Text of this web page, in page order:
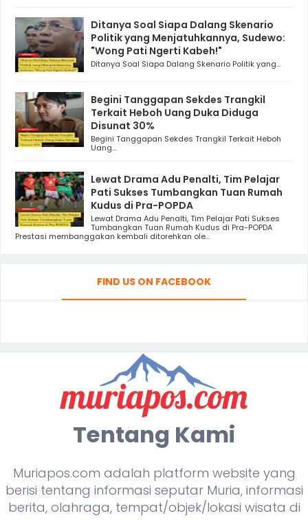
Ditanya Soal Siapa Dalang Skenario
Politik yang Menjatuhkannya, Sudewo:
"Wong Pati Ngerti Kabeh!"
Ditanya Soal Siapa Dalang Skenario Politik yang...
Begini Tanggapan Sekdes Trangkil
Terkait Heboh Uang Duka Diduga
Disunat 30%
Begini Tanggapan Sekdes Trangkil Terkait Heboh
Uang...
Lewat Drama Adu Penalti, Tim Pelajar
Pati Sukses Tumbangkan Tuan Rumah
Kudus di Pra-POPDA
Lewat Drama Adu Penalti, Tim Pelajar Pati Sukses
Tumbangkan Tuan Rumah Kudus di Pra-POPDA
Prestasi membanggakan kembali ditorehkan ole...
FIND US ON FACEBOOK
Tentang Kami
Muriapos.com adalah platform website yang
berisi tentang informasi seputar Muria, informasi
berita, olahraga, tempat/objek/lokasi wisata di